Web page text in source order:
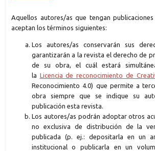
Aquellos autores/as que tengan
aceptan los términos siguientes:
Los autores/as conservarán sus
garantizarán a la revista el derecho de
de su obra, el cuál estará
la Licencia de reconocimiento de
Reconocimiento 4.0) que permite a
obra siempre que se indique su
publicación esta revista.
Los autores/as podrán adoptar otros
no exclusiva de distribución de la
publicada (p. ej.: depositarla en un
institucional o publicarla en un